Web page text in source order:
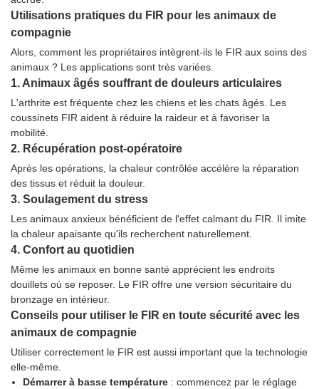
Utilisations pratiques du FIR pour les animaux de
compagnie
Alors, comment les propriétaires intègrent-ils le FIR aux soins des
animaux ? Les applications sont très variées.
1. Animaux âgés souffrant de douleurs articulaires
L'arthrite est fréquente chez les chiens et les chats âgés. Les
coussinets FIR aident à réduire la raideur et à favoriser la
mobilité.
2. Récupération post-opératoire
Après les opérations, la chaleur contrôlée accélère la réparation
des tissus et réduit la douleur.
3. Soulagement du stress
Les animaux anxieux bénéficient de l'effet calmant du FIR. Il imite
la chaleur apaisante qu'ils recherchent naturellement.
4. Confort au quotidien
Même les animaux en bonne santé apprécient les endroits
douillets où se reposer. Le FIR offre une version sécuritaire du
bronzage en intérieur.
Conseils pour utiliser le FIR en toute sécurité avec les
animaux de compagnie
Utiliser correctement le FIR est aussi important que la technologie
elle-même.
Démarrer à basse température: commencez par le réglage